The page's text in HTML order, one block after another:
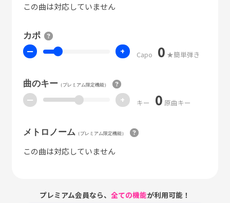
この曲は対応していません
カポ
ー + Capo 0 ★簡単弾き
曲のキー（プレミアム限定機能）
ー + キー 0 原曲キー
メトロノーム （プレミアム限定機能）
この曲は対応していません
プレミアム会員なら、全ての機能が利用可能！